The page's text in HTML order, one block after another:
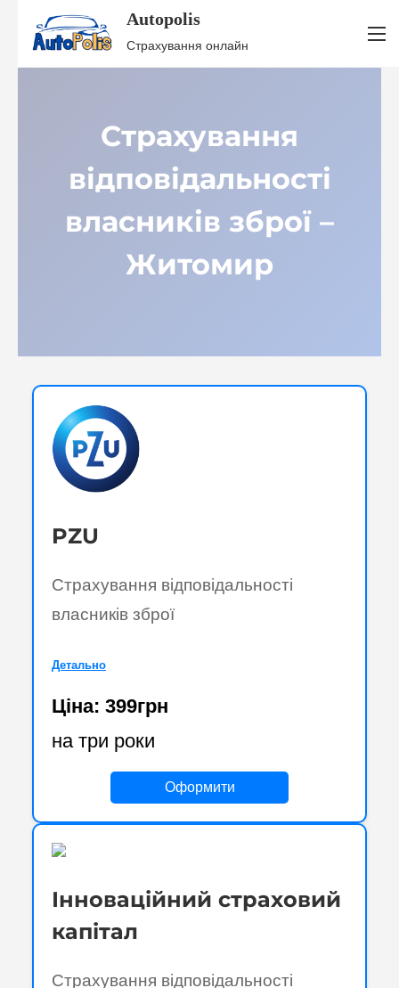
Autopolis
Страхування онлайн
Страхування
відповідальності
власників зброї –
Житомир
PZU
Страхування відповідальності
власників зброї
Детально
Ціна: 399грн
на три роки
Оформити
Інноваційний страховий
капітал
Страхування відповідальності